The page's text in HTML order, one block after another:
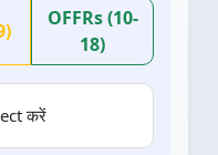
OFFRs (10-
18)
करें